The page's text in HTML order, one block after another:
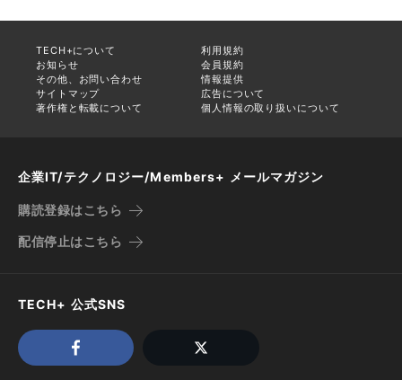
TECH+について
利用規約
お知らせ
会員規約
その他、お問い合わせ
情報提供
サイトマップ
広告について
著作権と転載について
個人情報の取り扱いについて
企業IT/テクノロジー/Members+ メールマガジン
購読登録はこちら
配信停止はこちら
TECH+ 公式SNS